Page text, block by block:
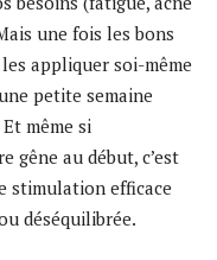
une fois les bons
appliquer soi-même
petite semaine
même si
gêne au début, c’est
stimulation efficace
déséquilibrée.